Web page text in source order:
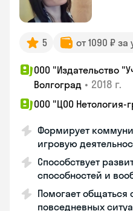
5 от 1090 ₽ за
ООО "Издательство
Волгоград • 2018 г.
ООО "ЦОО Нетология-
Формирует
игровую
Способствует
способностей и
Помогает общаться
повседневных